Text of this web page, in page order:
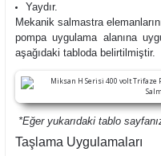
Yaydır.
Mekanik salmastra
pompa uygulama alanına
aşağıdaki tabloda belirtilmiştir.
*Eğer yukarıdaki tablo
Taşlama Uygulamaları